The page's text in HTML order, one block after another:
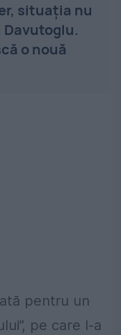
situația nu
o nouă
pentru un
pe care l-a